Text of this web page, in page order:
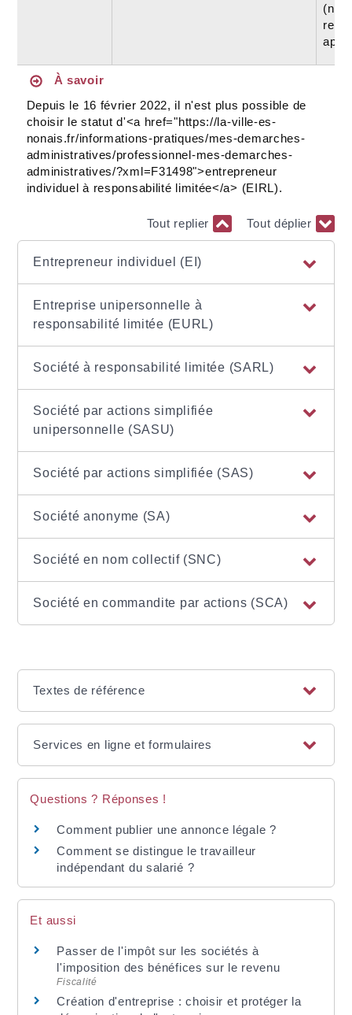
(non
À savoir
Depuis le 16 février 2022, il n'est plus possible de
choisir le statut d'<a href="https://la-ville-es-
nonais.fr/informations-pratiques/mes-demarches-
administratives/professionnel-mes-demarches-
administratives/?xml=F31498">entrepreneur
individuel à responsabilité limitée</a> (EIRL).
Tout replier Tout déplier
Entrepreneur individuel (EI)
Entreprise unipersonnelle à
responsabilité limitée (EURL)
Société à responsabilité limitée (SARL)
Société par actions simplifiée
unipersonnelle (SASU)
Société par actions simplifiée (SAS)
Société anonyme (SA)
Société en nom collectif (SNC)
Société en commandite par actions (SCA)
Textes de référence
Services en ligne et formulaires
Questions ? Réponses !
Comment publier une annonce légale ?
Comment se distingue le travailleur
indépendant du salarié ?
Et aussi
Passer de l'impôt sur les sociétés à
l'imposition des bénéfices sur le revenu
Fiscalité
Création d'entreprise : choisir et protéger la